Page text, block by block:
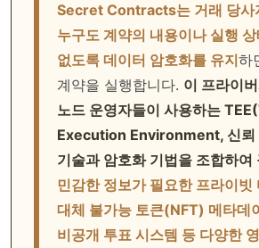
Secret Contracts는 거래 당사
누구도 계약의 내용이나 실행
없도록 데이터 암호화를 유지하
계약을 실행합니다. 이 프라이
노드 운영자들이 사용하는
Execution Environment, 신뢰
기술과 암호화 기법을 조합하여
민감한 정보가 필요한 프라이
대체 불가능 토큰(NFT) 메타데
비공개 투표 시스템 등 다양한